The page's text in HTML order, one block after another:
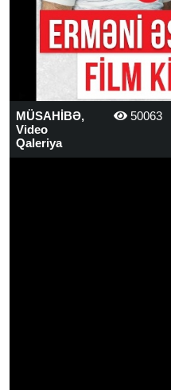
MÜSAHİBƏ,
Video
Qaleriya
50063